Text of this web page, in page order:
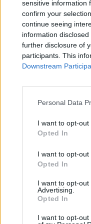
sensitive information
confirm your
continue seeing
information
further disclosure of
participants. This
Downstream
Personal Data
I want to opt-out
Opted In
I want to opt-out
Opted In
I want to opt-
Advertising.
Opted In
I want to opt-
Co zmienia
na rozwiązanie
27.02.2026